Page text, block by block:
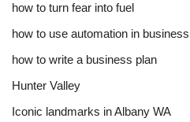
how to turn fear into fuel
how to use automation in business
how to write a business plan
Hunter Valley
Iconic landmarks in Albany WA